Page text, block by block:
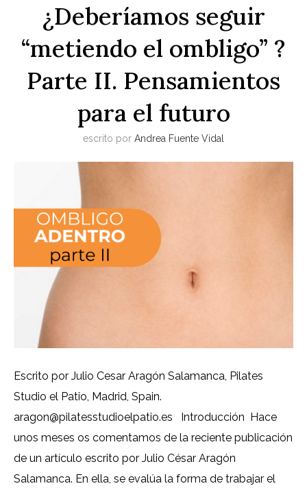
¿Deberíamos seguir
“metiendo el ombligo” ?
Parte II. Pensamientos
para el futuro
escrito por Andrea Fuente Vidal
Escrito por Julio Cesar Aragón Salamanca, Pilates
Studio el Patio, Madrid, Spain.
aragon@pilatesstudioelpatio.es Introducción Hace
unos meses os comentamos de la reciente publicación
de un artículo escrito por Julio César Aragón
Salamanca. En ella, se evalúa la forma de trabajar el